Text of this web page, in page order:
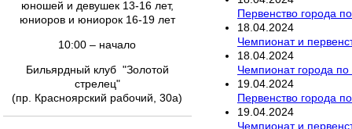
юношей и девушек 13-16 лет,
юниоров и юниорок 16-19 лет
10:00 – начало
Бильярдный клуб "Золотой
стрелец"
(пр. Красноярский рабочий, 30а)
Первенство города
18 04 2024
Чемпионат и
18 04 2024
Чемпионат города
19 04 2024
Первенство города
19 04 2024
Чемпионат и